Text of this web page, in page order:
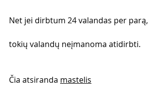
Net jei dirbtum 24 valandas per parą,
tokių valandų neįmanoma atidirbti.
Čia atsiranda mastelis